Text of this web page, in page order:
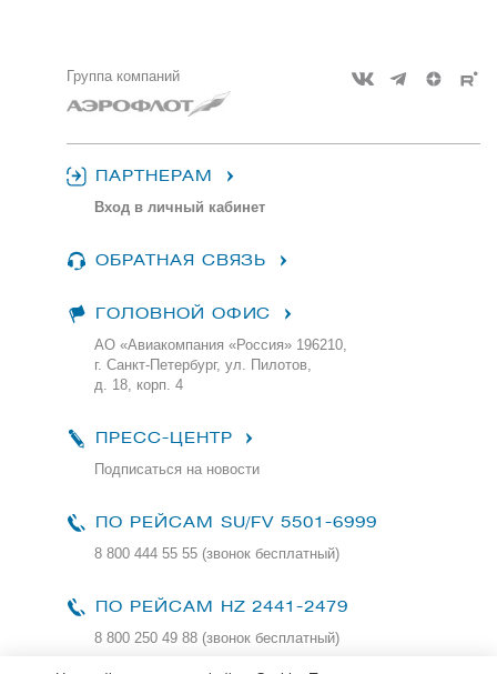
Группа компаний
ПАРТНЕРАМ
Вход в личный кабинет
ОБРАТНАЯ СВЯЗЬ
ГОЛОВНОЙ ОФИС
АО «Авиакомпания «Россия» 196210,
г. Санкт-Петербург, ул. Пилотов,
д. 18, корп. 4
ПРЕСС-ЦЕНТР
Подписаться на новости
ПО РЕЙСАМ SU/FV 5501-6999
8 800 444 55 55 (звонок бесплатный)
ПО РЕЙСАМ HZ 2441-2479
8 800 250 49 88 (звонок бесплатный)